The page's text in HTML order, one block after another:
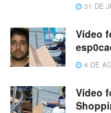
31 DE
Vídeo
4 DE
Vídeo